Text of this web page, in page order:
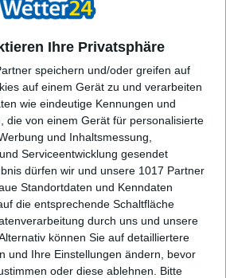
Ihre Privatsphäre
speichern und/oder greifen auf
auf einem Gerät zu und verarbeiten
wie eindeutige Kennungen und
die von einem Gerät für personalisierte
und Inhaltsmessung,
Serviceentwicklung gesendet
dürfen wir und unsere 1017 Partner
Standortdaten und Kenndaten
die entsprechende Schaltfläche
durch uns und unsere
können Sie auf detailliertere
und Ihre Einstellungen ändern, bevor
oder diese ablehnen.
Bitte